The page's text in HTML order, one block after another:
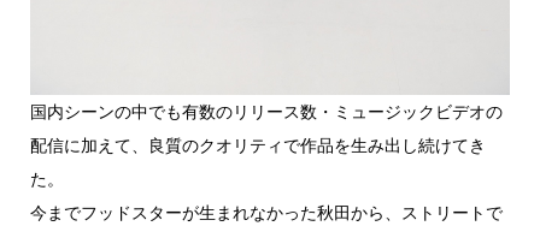
国内シーンの中でも有数のリリース数・ミュージックビデオの
配信に加えて、良質のクオリティで作品を生み出し続けてき
た。
今までフッドスターが生まれなかった秋田から、ストリートで